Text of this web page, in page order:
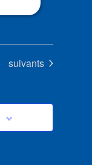
Évènements
suivants